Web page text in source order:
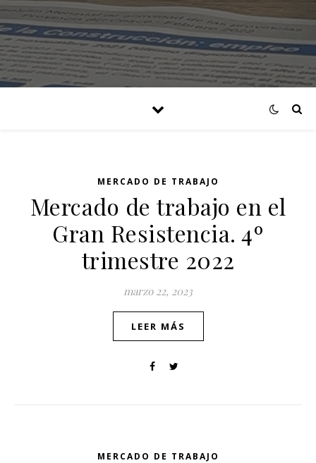
MERCADO DE TRABAJO
Mercado de trabajo en el
Gran Resistencia. 4º
trimestre 2022
marzo 22, 2023
LEER MÁS
MERCADO DE TRABAJO